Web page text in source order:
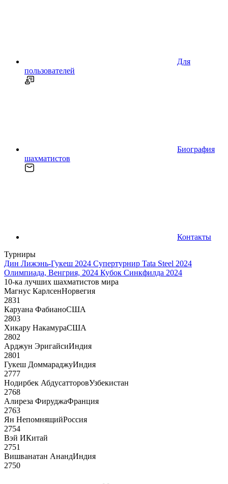
Для
пользователей
Биография
шахматистов
Контакты
Турниры
Дин Лижэнь-Гукеш 2024 Супертурнир Tata Steel 2024
Олимпиада, Венгрия, 2024 Кубок Синкфилда 2024
10-ка лучших шахматистов мира
Магнус КарлсенНорвегия
2831
Каруана ФабианоСША
2803
Хикару НакамураСША
2802
Арджун ЭригайсиИндия
2801
Гукеш ДоммараджуИндия
2777
Нодирбек АбдусатторовУзбекистан
2768
Алиреза ФируджаФранция
2763
Ян НепомнящийРоссия
2754
Вэй ИКитай
2751
Вишванатан АнандИндия
2750